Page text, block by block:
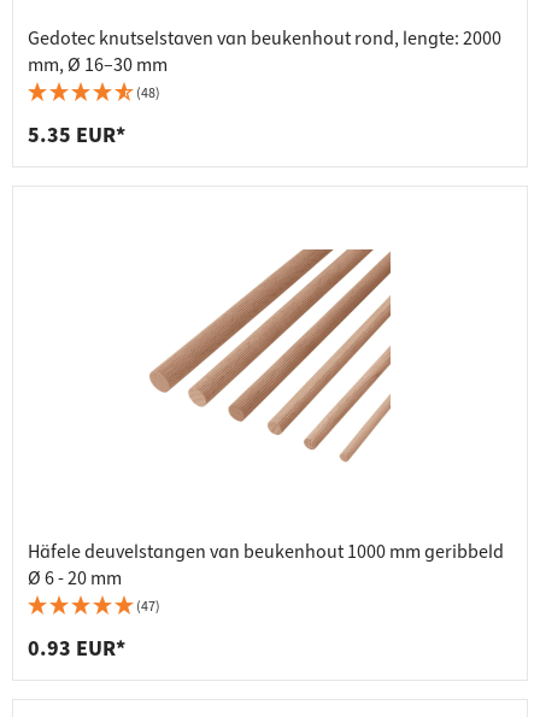
Gedotec knutselstaven van beukenhout rond, lengte: 2000
mm, Ø 16–30 mm
(48)
5.35 EUR*
Häfele deuvelstangen van beukenhout 1000 mm geribbeld
Ø 6 - 20 mm
(47)
0.93 EUR*